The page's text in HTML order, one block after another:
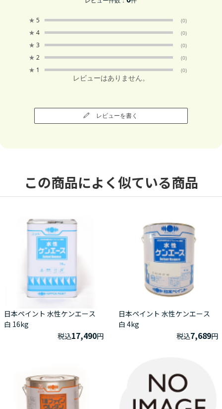
★ 5 (0)
★ 4 (0)
★ 3 (0)
★ 2 (0)
★ 1 (0)
レビューはありません。
レビューを書く
この商品によく似ている商品
日本ペイント 水性ケンエース
白 16kg
税込17,490円
日本ペイント 水性ケンエース
白 4kg
税込7,689円